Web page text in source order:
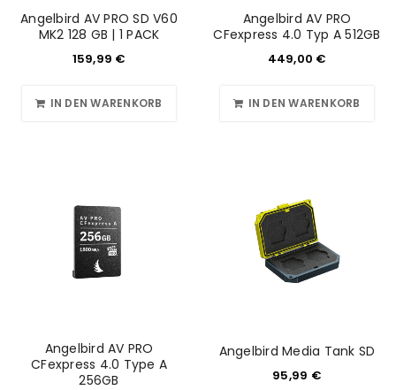
Angelbird AV PRO SD V60
MK2 128 GB | 1 PACK
159,99 €
IN DEN WARENKORB
Angelbird AV PRO
CFexpress 4.0 Typ A 512GB
449,00 €
IN DEN WARENKORB
Angelbird AV PRO
CFexpress 4.0 Type A
256GB
Angelbird Media Tank SD
95,99 €